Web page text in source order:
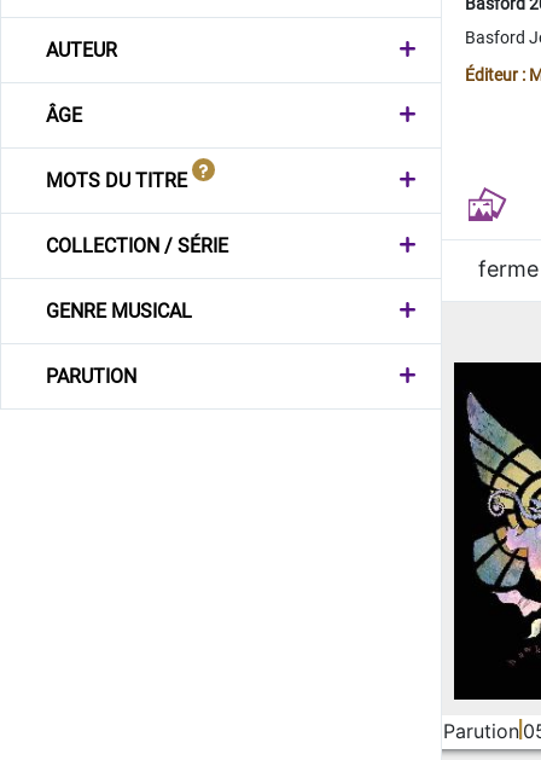
AUTEUR
ÂGE
MOTS DU TITRE
COLLECTION / SÉRIE
GENRE MUSICAL
PARUTION
Basford
Éditeur :
ferme
Parution